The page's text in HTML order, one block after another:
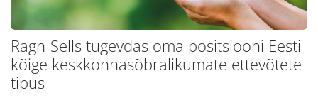
Ragn-Sells tugevdas oma positsiooni Eesti
kõige keskkonnasõbralikumate ettevõtete
tipus